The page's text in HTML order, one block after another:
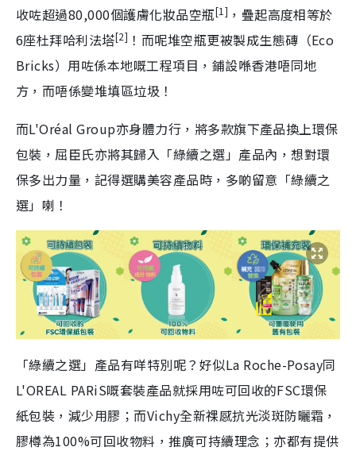
收咗超過80,000個護膚化妝品空瓶[1] ，疊起高度相等於
6座杜拜哈利法塔[2] ！而呢堆空瓶更被製成生態磚（Eco
Bricks）用咗係本地嘅工程項目，鋪設喺香港唔同地
方，而唔係變堆填區垃圾！
而L'Oréal Group亦身體力行，將多款旗下產品換上環保
包裝，屈臣氏亦將其歸入「綠續之選」產品內，想對環
保多出力量，記得選購美容產品時，多啲留意「綠續之
選」喇！
「綠續之選」產品有咩特別呢？好似La Roche-Posay同
L'OREAL PARiS嘅套裝產品就採用咗可回收的FSC環保
紙包裝，減少用膠；而Vichy全新祼感抗光淡斑防曬霜，
膠樽為100%可回收物料，推廣可持續理念；亦都有提供